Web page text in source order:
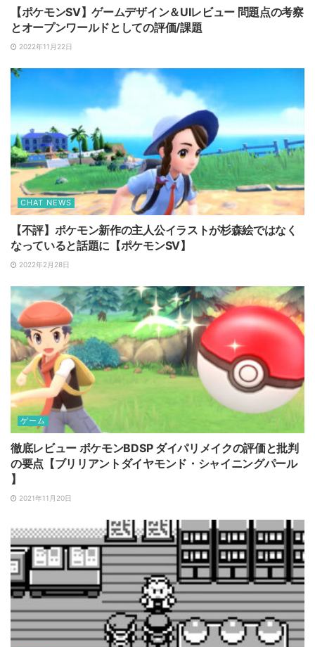
【ポケモンSV】ゲームデザイン＆UIレビュー 問題点の考察
とオープンワールドとしての評価/課題
2022年11月22日
CHAT NEWS
【不評】ポケモン新作の主人公イラストが杉森絵ではなく
なっていると話題に【ポケモンSV】
2022年2月28日
ゲーム
徹底レビュー ポケモンBDSP ダイパリメイクの評価と批判
の要点【ブリリアントダイヤモンド・シャイニングパール
】
2021年11月20日